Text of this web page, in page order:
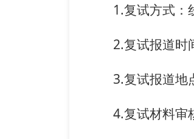
1.复试方式：
2.复试报道时
3.复试报道地
4.复试材料审